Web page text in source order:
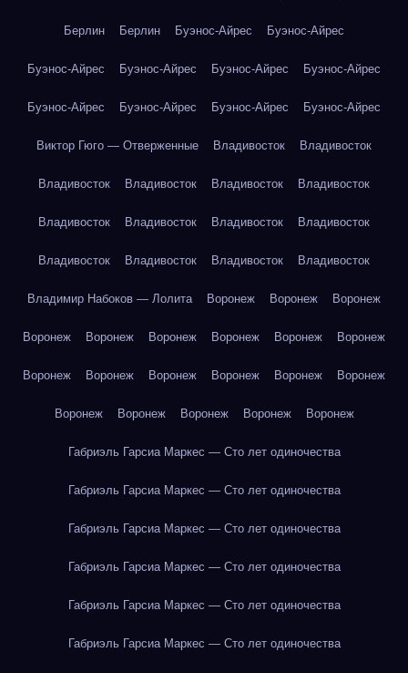
Берлин Берлин Буэнос-Айрес Буэнос-Айрес
Буэнос-Айрес Буэнос-Айрес Буэнос-Айрес Буэнос-Айрес
Буэнос-Айрес Буэнос-Айрес Буэнос-Айрес Буэнос-Айрес
Виктор Гюго — Отверженные Владивосток Владивосток
Владивосток Владивосток Владивосток Владивосток
Владивосток Владивосток Владивосток Владивосток
Владивосток Владивосток Владивосток Владивосток
Владимир Набоков — Лолита Воронеж Воронеж Воронеж
Воронеж Воронеж Воронеж Воронеж Воронеж Воронеж
Воронеж Воронеж Воронеж Воронеж Воронеж Воронеж
Воронеж Воронеж Воронеж Воронеж Воронеж
Габриэль Гарсиа Маркес — Сто лет одиночества
Габриэль Гарсиа Маркес — Сто лет одиночества
Габриэль Гарсиа Маркес — Сто лет одиночества
Габриэль Гарсиа Маркес — Сто лет одиночества
Габриэль Гарсиа Маркес — Сто лет одиночества
Габриэль Гарсиа Маркес — Сто лет одиночества